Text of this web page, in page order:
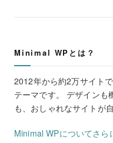
Minimal WPとは？
2012年から約2万サイト
テーマです。 デザインも
も、おしゃれなサイトが
Minimal WPについてさら